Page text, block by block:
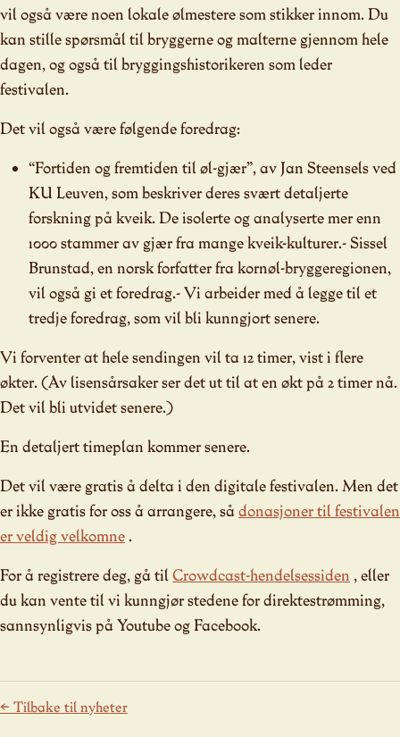
vil også være noen lokale ølmestere som stikker innom. Du
kan stille spørsmål til bryggerne og malterne gjennom hele
dagen, og også til bryggingshistorikeren som leder
festivalen.
Det vil også være følgende foredrag:
“Fortiden og fremtiden til øl-gjær”, av Jan Steensels ved
KU Leuven, som beskriver deres svært detaljerte
forskning på kveik. De isolerte og analyserte mer enn
1000 stammer av gjær fra mange kveik-kulturer.- Sissel
Brunstad, en norsk forfatter fra kornøl-bryggeregionen,
vil også gi et foredrag.- Vi arbeider med å legge til et
tredje foredrag, som vil bli kunngjort senere.
Vi forventer at hele sendingen vil ta 12 timer, vist i flere
økter. (Av lisensårsaker ser det ut til at en økt på 2 timer nå.
Det vil bli utvidet senere.)
En detaljert timeplan kommer senere.
Det vil være gratis å delta i den digitale festivalen. Men det
er ikke gratis for oss å arrangere, sådonasjoner til festivalen
er veldig velkomne.
For å registrere deg, gå tilCrowdcast-hendelsessiden , eller
du kan vente til vi kunngjør stedene for direktestrømming,
sannsynligvis på Youtube og Facebook.
← Tilbake til nyheter